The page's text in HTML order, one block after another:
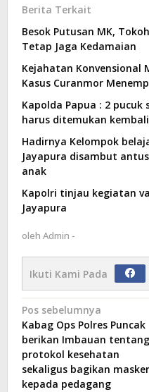
Berita Terkait
Besok Putusan MK,
Tetap Jaga Kedamaian
Kejahatan Konvensional
Kasus Curanmor
Kapolda Papua : 2 pucuk
harus ditemukan kembali
Hadirnya Kelompok
Jayapura disambut
anak
Kapolri tinjau kegiatan
Jayapura
oleh Admin -
Ikuti Kami Pada
Navigasi
pos
Pos sebelumnya
Kabag Ops Polres Puncak
berikan Imbauan tentang
protokol kesehatan
sekaligus bagikan masker
kepada pedagang